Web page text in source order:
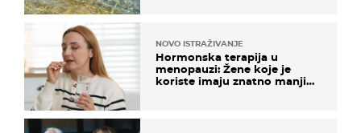
NOVO ISTRAŽIVANJE
Hormonska terapija u
menopauzi: Žene koje je
koriste imaju znatno manji